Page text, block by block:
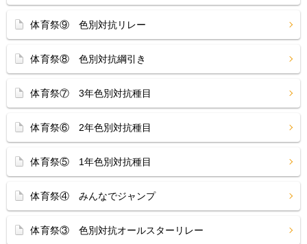
体育祭⑨ 色別対抗リレー
体育祭⑧ 色別対抗綱引き
体育祭⑦ 3年色別対抗種目
体育祭⑥ 2年色別対抗種目
体育祭⑤ 1年色別対抗種目
体育祭④ みんなでジャンプ
体育祭③ 色別対抗オールスターリレー